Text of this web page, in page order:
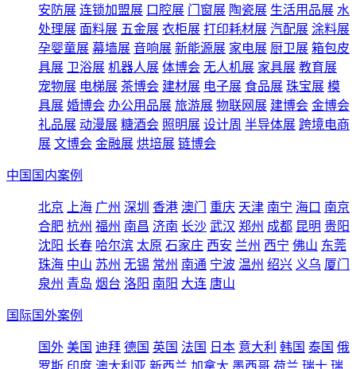
安防展 连锁加盟展 口腔展 门窗展 陶瓷展 生活用品展 水
处理展 面料展 五金展 衣柜展 打印耗材展 汽配展 涂料展
孕婴童展 幕墙展 音响展 新能源展 家电展 厨卫展 箱包皮
具展 卫浴展 机器人展 体博会 无人机展 家具展 教育展
宠物展 电梯展 茶博会 建材展 电子展 食品展 珠宝展 模
具展 婚博会 办公用品展 旅游展 物联网展 建博会 金博会
礼品展 动漫展 糖酒会 照明展 设计周 半导体展 跨境电商
展 文博会 金融展 烘培展 链博会
中国国内案例
北京 上海 广州 深圳 香港 澳门 重庆 天津 南宁 海口 南京
合肥 杭州 福州 南昌 济南 长沙 武汉 郑州 成都 昆明 贵阳
沈阳 长春 哈尔滨 太原 石家庄 西安 兰州 西宁 佛山 东莞
珠海 中山 苏州 无锡 常州 南通 宁波 温州 绍兴 义乌 厦门
泉州 青岛 烟台 洛阳 南阳 大连 唐山
国际国外案例
国外 美国 迪拜 德国 英国 法国 日本 意大利 韩国 泰国 俄
罗斯 印度 澳大利亚 新西兰 加拿大 墨西哥 荷兰 瑞士 瑞